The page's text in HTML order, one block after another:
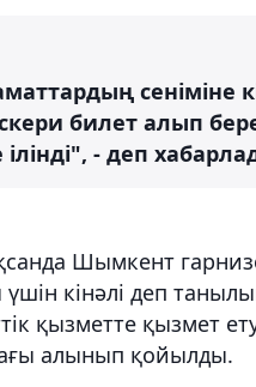
сеніміне
билет алып
ілінді", - деп
Шымкент
кінәлі деп
қызметте қызмет
алынып қойылды.